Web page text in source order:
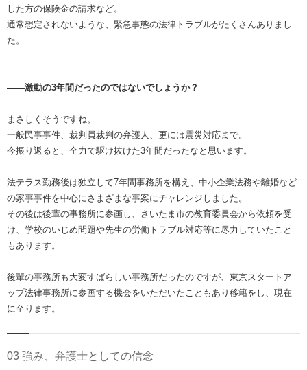
した方の保険金の請求など。
通常想定されないような、緊急事態の法律トラブルがたくさんありまし
た。
――激動の3年間だったのではないでしょうか？
まさしくそうですね。
一般民事事件、裁判員裁判の弁護人、更には震災対応まで。
今振り返ると、全力で駆け抜けた3年間だったなと思います。
法テラス勤務後は独立して7年間事務所を構え、中小企業法務や離婚など
の家事事件を中心にさまざまな事案にチャレンジしました。
その後は後輩の事務所に参画し、さいたま市の教育委員会から依頼を受
け、学校のいじめ問題や先生の労働トラブル対応等に尽力していたこと
もあります。
後輩の事務所も大変すばらしい事務所だったのですが、東京スタートア
ップ法律事務所に参画する機会をいただいたこともあり移籍をし、現在
に至ります。
03 強み、弁護士としての信念